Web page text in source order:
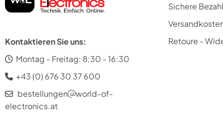
Kontaktieren Sie uns:
Montag - Freitag: 8:30 - 16:30
+43 (0) 676 30 37 600
bestellungen
world-of-
electronics.at
Sichere
Retoure -